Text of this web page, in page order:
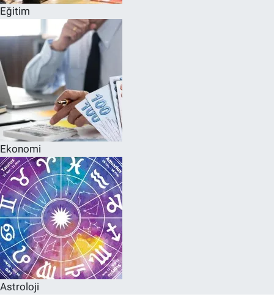
Eğitim
Ekonomi
Astroloji